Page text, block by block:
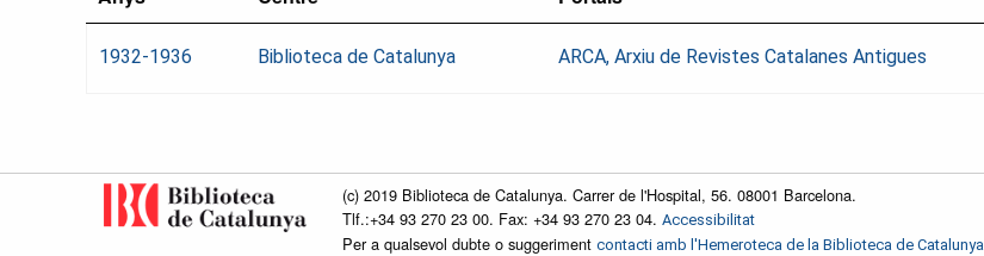
1932-1936 Biblioteca de Catalunya ARCA, Arxiu de Revistes Catalanes Antigues
(c) 2019 Biblioteca de Catalunya. Carrer de l'Hospital, 56. 08001 Barcelona.
Tlf.:+34 93 270 23 00. Fax: +34 93 270 23 04. Accessibilitat
Per a qualsevol dubte o suggeriment contacti amb l'Hemeroteca de la Biblioteca de Catalunya